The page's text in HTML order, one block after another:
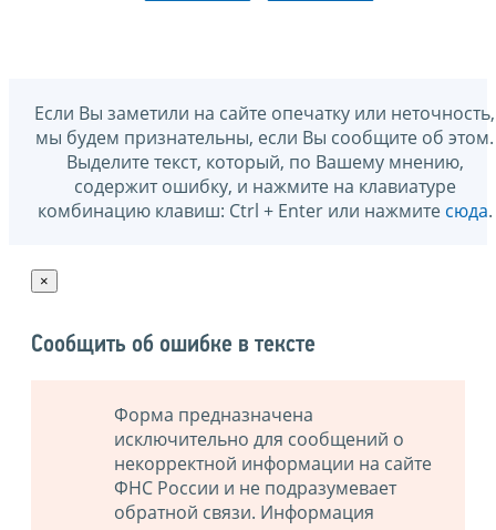
Если Вы заметили на сайте опечатку или неточность,
мы будем признательны, если Вы сообщите об этом.
Выделите текст, который, по Вашему мнению,
содержит ошибку, и нажмите на клавиатуре
комбинацию клавиш: Ctrl + Enter или нажмите сюда.
×
Сообщить об ошибке в тексте
Форма предназначена
исключительно для сообщений о
некорректной информации на сайте
ФНС России и не подразумевает
обратной связи. Информация